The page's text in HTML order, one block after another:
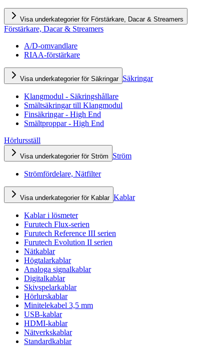
Visa underkategorier för Förstärkare, Dacar & Streamers
Förstärkare, Dacar & Streamers
A/D-omvandlare
RIAA-förstärkare
Visa underkategorier för Säkringar Säkringar
Klangmodul - Säkringshållare
Smältsäkringar till Klangmodul
Finsäkringar - High End
Smältproppar - High End
Hörlursställ
Visa underkategorier för Ström Ström
Strömfördelare, Nätfilter
Visa underkategorier för Kablar Kablar
Kablar i lösmeter
Furutech Flux-serien
Furutech Reference III serien
Furutech Evolution II serien
Nätkablar
Högtalarkablar
Analoga signalkablar
Digitalkablar
Skivspelarkablar
Hörlurskablar
Minitelekabel 3,5 mm
USB-kablar
HDMI-kablar
Nätverkskablar
Standardkablar